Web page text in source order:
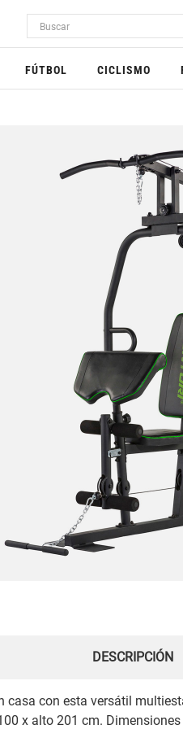
FÚTBOL CICLISMO
DESCRIPCIÓN
casa con esta versátil
x alto 201 cm.